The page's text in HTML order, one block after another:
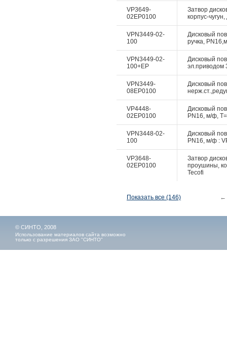
VP3649-
02EP0100
Затвор
корпус-
VPN3449-02-
100
Дисковый
ручка,
VPN3449-02-
100+EP
Дисковый
эл.приводом
VPN3449-
08EP0100
Дисковый
VP4448-
02EP0100
Дисковый
PN16, м/ф,
VPN3448-02-
100
Дисковый
PN16, м/ф :
VP3648-
02EP0100
Затвор
проушины,
Tecofi
Показать все (146) ←
© СИНТО, 2008
Использование материалов сайта возможно
только с разрешения ЗАО "СИНТО"